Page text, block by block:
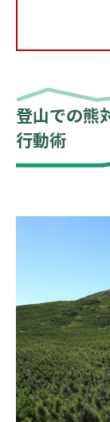
登山での熊
行動術